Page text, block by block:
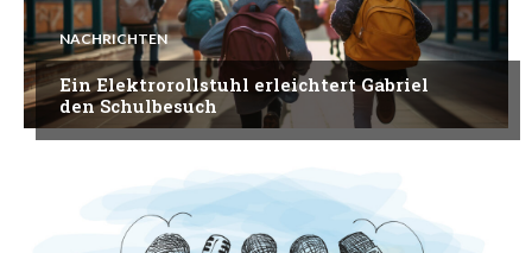
NACHRICHTEN
Ein Elektrorollstuhl erleichtert Gabriel
den Schulbesuch